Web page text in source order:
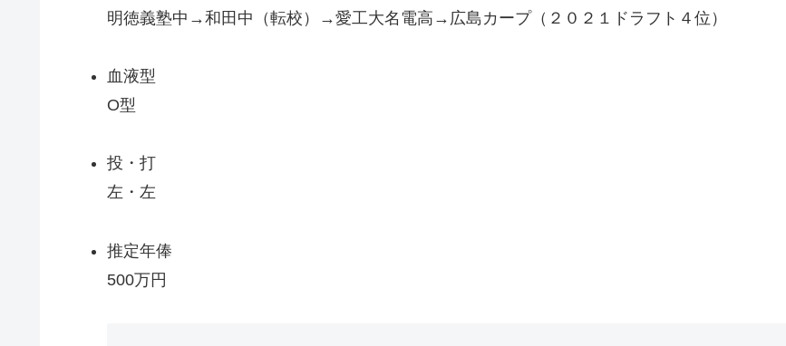
明徳義塾中→和田中（転校）→愛工大名電高→広島カープ（２０２１ドラフト４位）
血液型
O型
投・打
左・左
推定年俸
500万円